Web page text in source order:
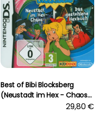
Best of Bibi Blocksberg
(Neustadt im Hex - Chaos/
Das gestohlene Hexbuch) -
29,80 €